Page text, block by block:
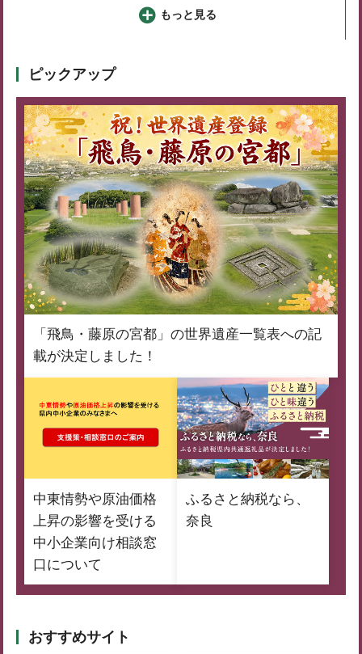
もっと見る
ピックアップ
「飛鳥・藤原の宮都」の世界遺産一覧表への記
載が決定しました！
中東情勢や原油価格
上昇の影響を受ける
中小企業向け相談窓
口について
ふるさと納税なら、
奈良
おすすめサイト